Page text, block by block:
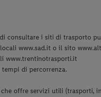
consultare i siti di trasporto
www.sad.it o il sito
www.trentinotrasporti.it
di percorrenza.
che offre servizi utili (trasporti,